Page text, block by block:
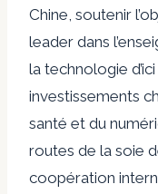
Chine soutenir
leader dans
la technologie
investissements
santé et du
routes de la soie
coopération